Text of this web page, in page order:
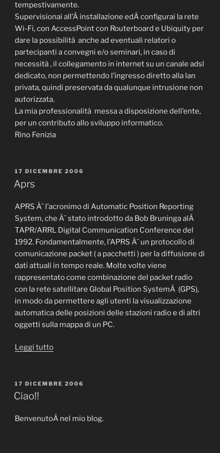
tempestivamente.
Supervisionai all’Â installazione edÂ configurai la rete
Wi-Fi, con AccessPoint con Routerboard e Ubiquity per
dare la possibilità anche ad eventuali relatori o
partecipanti a convegni e/o seminari, in caso di
necessità , il collegamento in internet su un canale adsl
dedicato, non permettendo l’ingresso diretto alla lan
privata, quindi preservata da qualunque intrusione non
autorizzata.
La mia professionalità messa a disposizione dell’ente,
per un contributo allo sviluppo informatico.
Rino Fenizia
PUBBLICATO
IL
17 DICEMBRE 2006
Aprs
APRS Ã¨ l’acronimo di Automatic Position Reporting
System, che Ã¨ stato introdotto da Bob Bruninga alÂ
TAPR/ARRL Digital Communication Conference del
1992. Fondamentalmente, l’APRS Ã¨ un protocollo di
comunicazione packet ( a pacchetti ) per la diffusione di
dati attuali in tempo reale. Molte volte viene
rappresentato come combinazione del packet radio
con la rete satellitare Global Position SystemÂ (GPS),
in modo da permettere agli utenti la visualizzazione
automatica delle posizioni delle stazioni radio e di altri
oggetti sulla mappa di un PC.
Leggi tutto
PUBBLICATO
IL
17 DICEMBRE 2006
Ciao!!
BenvenutoÂ nel mio blog.